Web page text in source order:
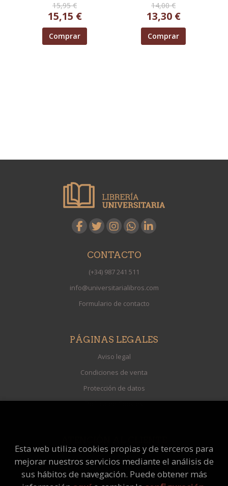
15,95 €
15,15 €
Comprar
14,00 €
13,30 €
Comprar
CONTACTO
(+34) 987 241 511
info@universitarialibros.com
Formulario de contacto
PÁGINAS LEGALES
Aviso legal
Condiciones de venta
Protección de datos
Política de Cookies
Quiénes somos
Pedidos especiales
Esta web utiliza cookies propias y de terceros para
mejorar nuestros servicios mediante el análisis de
sus hábitos de navegación. Puede obtener más